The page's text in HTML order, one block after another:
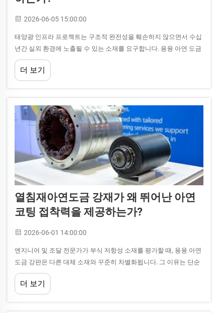
2026-06-05 15:00:00
태양광 인프라 프로젝트는 구조적 완전성을 훼손하지 않으면서 수십
년간 실외 환경에 노출될 수 있는 소재를 요구합니다. 용융 아연 도금
코일은 이 분야에서 가장 신뢰받는 강재 제품 중 하나가 되었으며, 우
수한 부식 저항성을 제공합니다...
더 보기
열침재아연도금 강재가 왜 뛰어난 아연
코팅 접착력을 제공하는가?
2026-06-01 14:00:00
엔지니어 및 조달 전문가가 부식 저항성 소재를 평가할 때, 용융 아연
도금 강판은 다른 대체 소재와 꾸준히 차별화됩니다. 그 이유는 단순
히 아연 층의 두께에만 있지 않으며, 오히려 아연과 강철 사이에서 형
성되는 특별한 금속 간 결합 구조에 있습니다...
더 보기